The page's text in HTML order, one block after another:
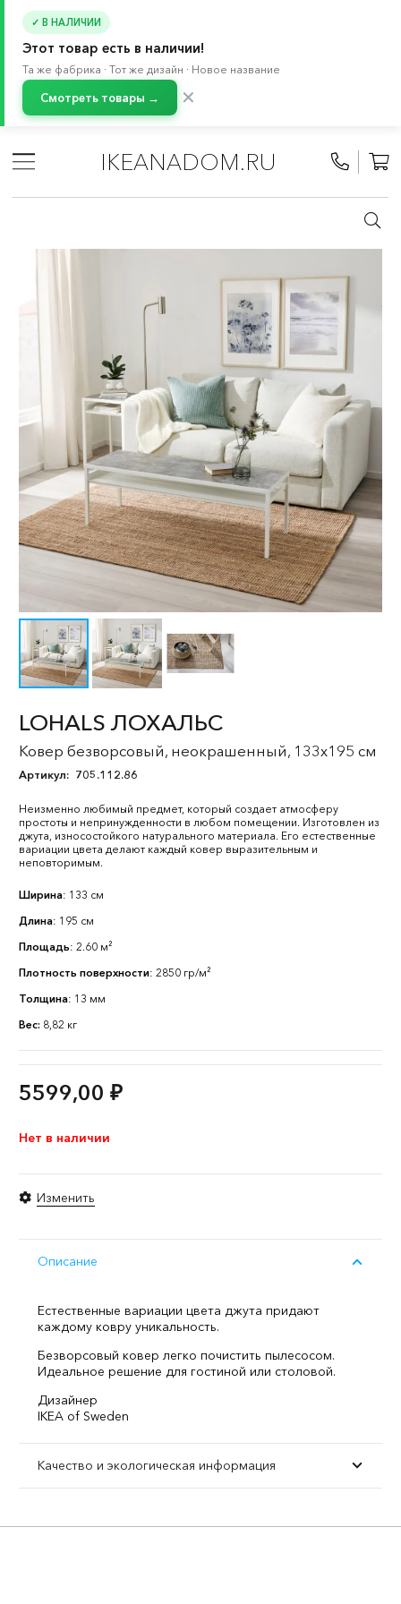
✓ В НАЛИЧИИ
Этот товар есть в наличии!
Та же фабрика · Тот же дизайн · Новое название
Смотреть товары → ✕
IKEANADOM.RU
Ковры
Большие и средние ковры
LOHALS ЛОХАЛЬС
Ковер безворсовый, неокрашенный, 133x195 см
Артикул: 705.112.86
Неизменно любимый предмет, который создает атмосферу
простоты и непринужденности в любом помещении. Изготовлен из
джута, износостойкого натурального материала. Его естественные
вариации цвета делают каждый ковер выразительным и
неповторимым.
Ширина: 133 см
Длина: 195 см
Площадь: 2.60 м²
Плотность поверхности: 2850 гр/м²
Толщина: 13 мм
Вес: 8,82 кг
5599,00 ₽
Нет в наличии
Изменить
Описание
Естественные вариации цвета джута придают
каждому ковру уникальность.
Безворсовый ковер легко почистить пылесосом.
Идеальное решение для гостиной или столовой.
Дизайнер
IKEA of Sweden
Качество и экологическая информация